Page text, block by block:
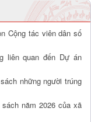
Cộng tác viên dân số
liên quan đến Dự án
những người trúng
năm 2026 của xã